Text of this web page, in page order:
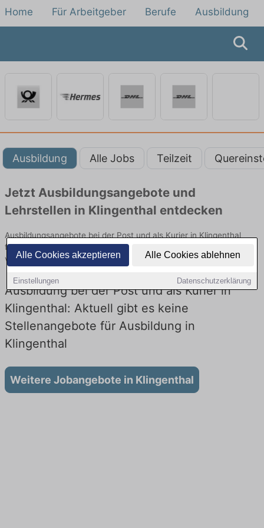
Alle Cookies akzeptieren Alle Cookies ablehnen
Einstellungen Datenschutzerklärung
Home Für Arbeitgeber Berufe Ausbildung
Ausbildung Alle Jobs Teilzeit
Jetzt Ausbildungsangebote und
Lehrstellen in Klingenthal entdecken
Ausbildungsangebote bei der Post und als Kurier in Klingenthal
finden Sie von namhaften Firmen. Entdecken Sie freie Optionen
von Top-Arbeitgebern und bewerben Sie sich noch heute.
Ausbildung bei der Post und als Kurier in
Klingenthal: Aktuell gibt es keine
Stellenangebote für Ausbildung in
Klingenthal
Weitere Jobangebote in Klingenthal